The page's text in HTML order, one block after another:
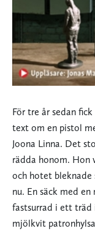
För tre år sedan
text om en pistol
Joona Linna. Det
rädda honom. Hon
och hotet bleknade
nu. En säck med
fastsurrad i ett träd
mjölkvit